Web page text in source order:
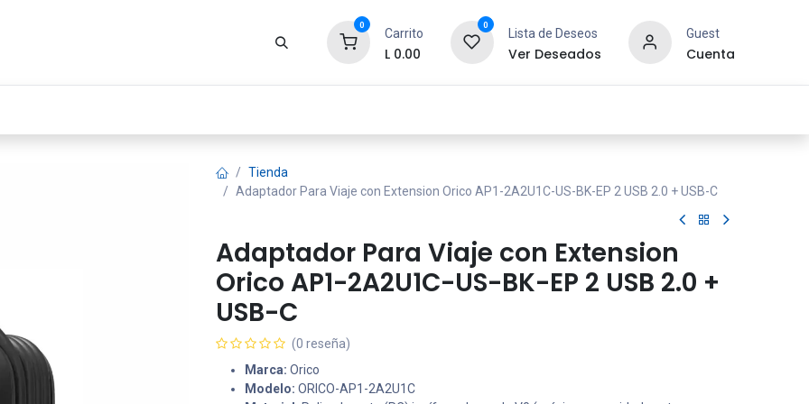
0
Carrito
L 0.00
0
Lista de Deseos
Ver Deseados
Guest
Cuenta
Tienda
Adaptador Para Viaje con Extension Orico AP1-2A2U1C-US-BK-EP 2 USB 2.0 + USB-C
Adaptador Para Viaje con Extension
Orico AP1-2A2U1C-US-BK-EP 2 USB 2.0 +
USB-C
(0 reseña)
Marca: Orico
Modelo: ORICO-AP1-2A2U1C